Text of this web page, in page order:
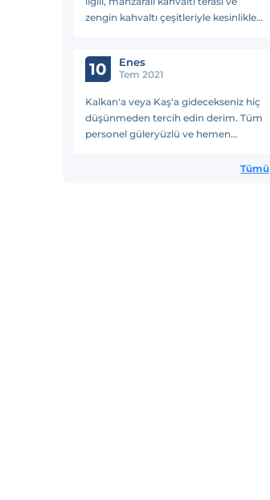
zengin kahvaltı çeşitleriyle kesinlikle
10 Enes
Tem 2021
Kalkan'a veya Kaş'a gidecekseniz hiç
düşünmeden tercih edin derim. Tüm
personel güleryüzlü ve hemen
kahvaltısı da fiyat performansa göre
Tümü